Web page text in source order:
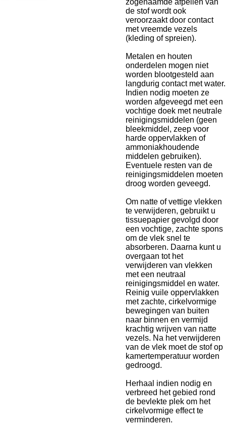
zogenaamde afpellen van
de stof wordt ook
veroorzaakt door contact
met vreemde vezels
(kleding of spreien).
Metalen en houten
onderdelen mogen niet
worden blootgesteld aan
langdurig contact met water.
Indien nodig moeten ze
worden afgeveegd met een
vochtige doek met neutrale
reinigingsmiddelen (geen
bleekmiddel, zeep voor
harde oppervlakken of
ammoniakhoudende
middelen gebruiken).
Eventuele resten van de
reinigingsmiddelen moeten
droog worden geveegd.
Om natte of vettige vlekken
te verwijderen, gebruikt u
tissuepapier gevolgd door
een vochtige, zachte spons
om de vlek snel te
absorberen. Daarna kunt u
overgaan tot het
verwijderen van vlekken
met een neutraal
reinigingsmiddel en water.
Reinig vuile oppervlakken
met zachte, cirkelvormige
bewegingen van buiten
naar binnen en vermijd
krachtig wrijven van natte
vezels. Na het verwijderen
van de vlek moet de stof op
kamertemperatuur worden
gedroogd.
Herhaal indien nodig en
verbreed het gebied rond
de bevlekte plek om het
cirkelvormige effect te
verminderen.